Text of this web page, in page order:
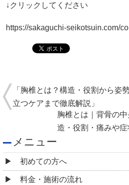
↓クリックしてください
https://sakaguchi-seikotsuin.com/
「胸椎とは？構造・役割から姿
立つケアまで徹底解説」
胸椎とは｜背骨の
造・役割・痛みや
メニュー
初めての方へ
料金・施術の流れ